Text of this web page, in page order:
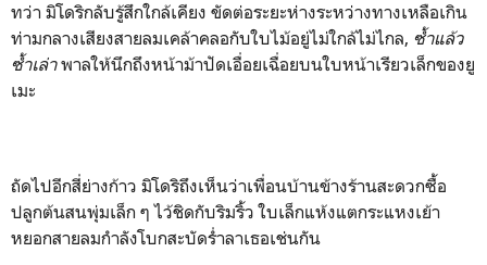
ทว่า มิโดริกลับรู้สึกใกล้เคียง ขัดต่อระยะห่างระหว่างทางเหลือเกิน
ท่ามกลางเสียงสายลมเคล้าคลอกับใบไม้อยู่ไม่ใกล้ไม่ไกล, ซ้ำแล้ว
ซ้ำเล่าพาลให้นึกถึงหน้าม้าปัดเอื่อยเฉื่อยบนใบหน้าเรียวเล็กของยู
เมะ
ถัดไปอีกสี่ย่างก้าว มิโดริถึงเห็นว่าเพื่อนบ้านข้างร้านสะดวกซื้อ
ปลูกต้นสนพุ่มเล็ก ๆ ไว้ชิดกับริมริ้ว ใบเล็กแห้งแตกระแหงเย้า
หยอกสายลมกำลังโบกสะบัดร่ำลาเธอเช่นกัน